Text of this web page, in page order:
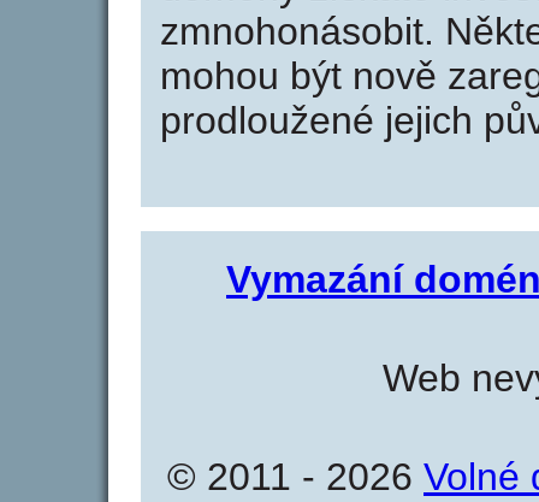
zmnohonásobit.
mohou být nově
prodloužené jejich
Vymazání
Web
© 2011 - 2026 Volné